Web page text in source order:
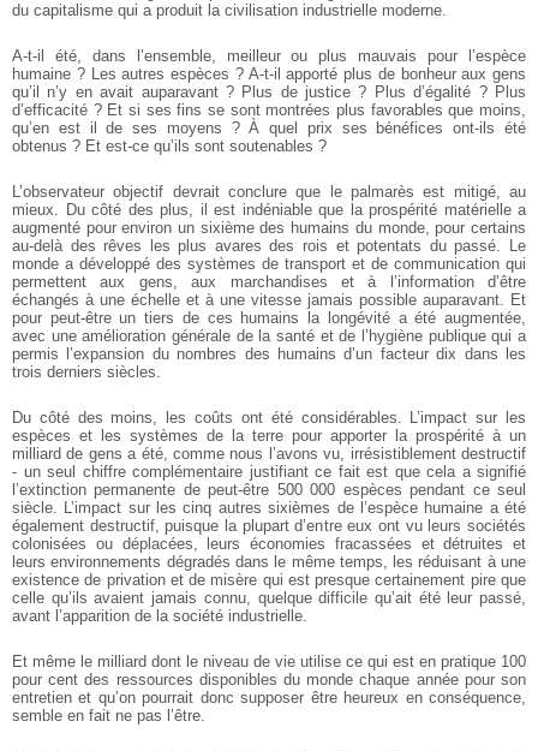
du capitalisme qui a produit la civilisation industrielle moderne.
A-t-il été, dans l’ensemble, meilleur ou plus mauvais pour l’espèce
humaine ? Les autres espèces ? A-t-il apporté plus de bonheur aux gens
qu’il n’y en avait auparavant ? Plus de justice ? Plus d’égalité ? Plus
d’efficacité ? Et si ses fins se sont montrées plus favorables que moins,
qu’en est il de ses moyens ? À quel prix ses bénéfices ont-ils été
obtenus ? Et est-ce qu’ils sont soutenables ?
L’observateur objectif devrait conclure que le palmarès est mitigé, au
mieux. Du côté des plus, il est indéniable que la prospérité matérielle a
augmenté pour environ un sixième des humains du monde, pour certains
au-delà des rêves les plus avares des rois et potentats du passé. Le
monde a développé des systèmes de transport et de communication qui
permettent aux gens, aux marchandises et à l’information d’être
échangés à une échelle et à une vitesse jamais possible auparavant. Et
pour peut-être un tiers de ces humains la longévité a été augmentée,
avec une amélioration générale de la santé et de l’hygiène publique qui a
permis l’expansion du nombres des humains d’un facteur dix dans les
trois derniers siècles.
Du côté des moins, les coûts ont été considérables. L’impact sur les
espèces et les systèmes de la terre pour apporter la prospérité à un
milliard de gens a été, comme nous l’avons vu, irrésistiblement destructif
- un seul chiffre complémentaire justifiant ce fait est que cela a signifié
l’extinction permanente de peut-être 500 000 espèces pendant ce seul
siècle. L’impact sur les cinq autres sixièmes de l’espèce humaine a été
également destructif, puisque la plupart d’entre eux ont vu leurs sociétés
colonisées ou déplacées, leurs économies fracassées et détruites et
leurs environnements dégradés dans le même temps, les réduisant à une
existence de privation et de misère qui est presque certainement pire que
celle qu’ils avaient jamais connu, quelque difficile qu’ait été leur passé,
avant l’apparition de la société industrielle.
Et même le milliard dont le niveau de vie utilise ce qui est en pratique 100
pour cent des ressources disponibles du monde chaque année pour son
entretien et qu’on pourrait donc supposer être heureux en conséquence,
semble en fait ne pas l’être.